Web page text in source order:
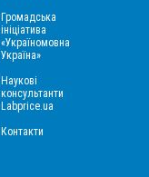
Громадська
ініціатива
«Україномовна
Україна»
Наукові
консультанти
Labprice.ua
Контакти